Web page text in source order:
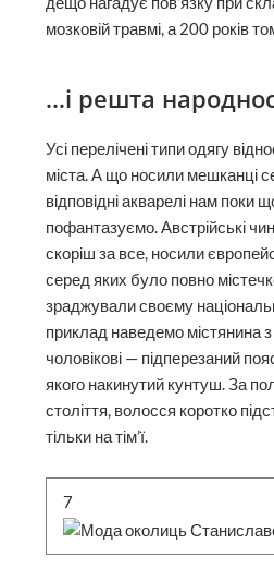
мозковій травмі, а 200 років
…і решта
Усі перелічені типи одягу
міста. А що носили мешканці
відповідні акварелі нам поки
пофантазуємо. Австрійські
скоріш за все, носили
серед яких було повно
зраджували своєму
приклад наведемо містянина
чоловікові — підперезаний
якого накинутий кунтуш. За
століття, волосся коротко
тільки на тім’ї.
7